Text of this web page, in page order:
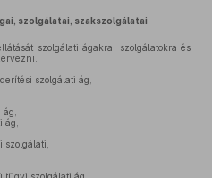
szolgálatai, szakszolgálatai
szolgálati ágakra, szolgálatokra és
szolgálati ág,
ág,